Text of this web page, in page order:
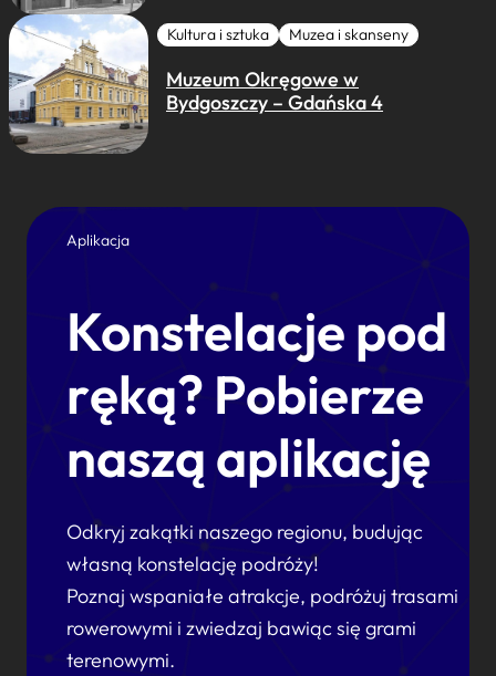
Kultura i sztuka Muzea i skanseny
Muzeum Okręgowe w
Bydgoszczy – Gdańska 4
Aplikacja
Konstelacje pod
ręką? Pobierze
naszą aplikację
Odkryj zakątki naszego regionu, budując
własną konstelację podróży!
Poznaj wspaniałe atrakcje, podróżuj trasami
rowerowymi i zwiedzaj bawiąc się grami
terenowymi.